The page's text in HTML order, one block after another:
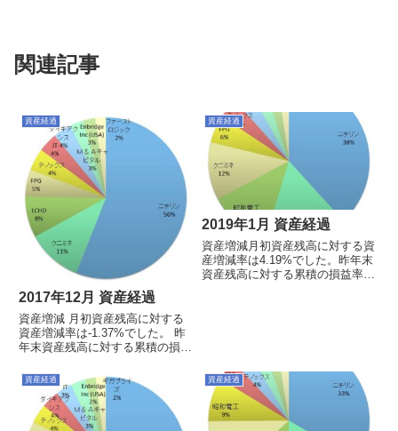
関連記事
資産経過
2017年12月 資産経過
資産増減 月初資産残高に対する
資産増減率は-1.37%でした。 昨
年末資産残高に対する累積の損益
買い：なし売り：なしその他：な
しポートフォリオおよび上位10
銘柄※投資信託は円建てですが、
海外資産のみの運用...
資産経過
2019年1月 資産経過
資産増減月初資産残高に対する資
産増減率は4.19%でした。昨年末
資産残高に対する累積の損益率は
資産経過 資産経過